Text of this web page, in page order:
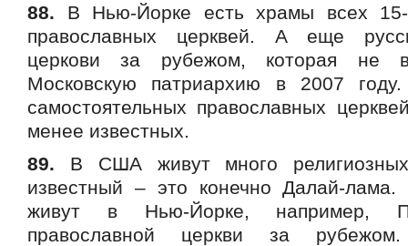
88. В Нью-Йорке есть храмы всех 15-
православных церквей. А еще
церкови за рубежом, которая не
Московскую патриархию в 2007
самостоятельных православных
менее известных.
89. В США живут много
известный – это конечно Далай-
живут в Нью-Йорке, например,
православной церкви за